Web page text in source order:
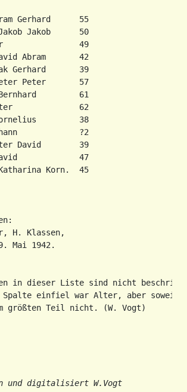
Gerhard      55
Jakob      50
49
Abram       42
Gerhard       39
Peter       57
61
62
38
?2
David        39
47
Korn.  45
H. Klassen,
Mai 1942.
in dieser Liste sind nicht
Spalte einfiel war Alter, aber soweit
größten Teil nicht. (W. Vogt)
und digitalisiert W.Vogt